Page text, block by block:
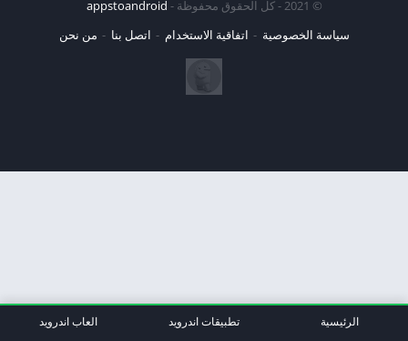
© 2021 - كل الحقوق محفوظة -
appstoandroid
سياسة الخصوصية
اتفاقية الاستخدام اتصل بنا من نحن
الرئيسية تطبيقات اندرويد العاب اندرويد